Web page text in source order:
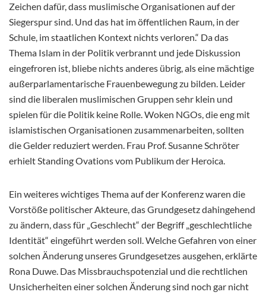
Zeichen dafür, dass muslimische Organisationen auf der
Siegerspur sind. Und das hat im öffentlichen Raum, in der
Schule, im staatlichen Kontext nichts verloren.“ Da das
Thema Islam in der Politik verbrannt und jede Diskussion
eingefroren ist, bliebe nichts anderes übrig, als eine mächtige
außerparlamentarische Frauenbewegung zu bilden. Leider
sind die liberalen muslimischen Gruppen sehr klein und
spielen für die Politik keine Rolle. Woken NGOs, die eng mit
islamistischen Organisationen zusammenarbeiten, sollten
die Gelder reduziert werden. Frau Prof. Susanne Schröter
erhielt Standing Ovations vom Publikum der Heroica.
Ein weiteres wichtiges Thema auf der Konferenz waren die
Vorstöße politischer Akteure, das Grundgesetz dahingehend
zu ändern, dass für „Geschlecht“ der Begriff „geschlechtliche
Identität“ eingeführt werden soll. Welche Gefahren von einer
solchen Änderung unseres Grundgesetzes ausgehen, erklärte
Rona Duwe. Das Missbrauchspotenzial und die rechtlichen
Unsicherheiten einer solchen Änderung sind noch gar nicht